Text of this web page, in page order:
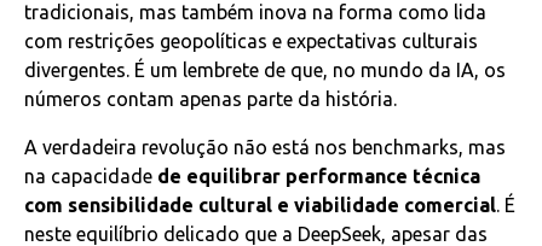
tradicionais, mas também inova na forma como lida
com restrições geopolíticas e expectativas culturais
divergentes. É um lembrete de que, no mundo da IA, os
números contam apenas parte da história.
A verdadeira revolução não está nos benchmarks, mas
na capacidade de equilibrar performance técnica
com sensibilidade cultural e viabilidade comercial. É
neste equilíbrio delicado que a DeepSeek, apesar das